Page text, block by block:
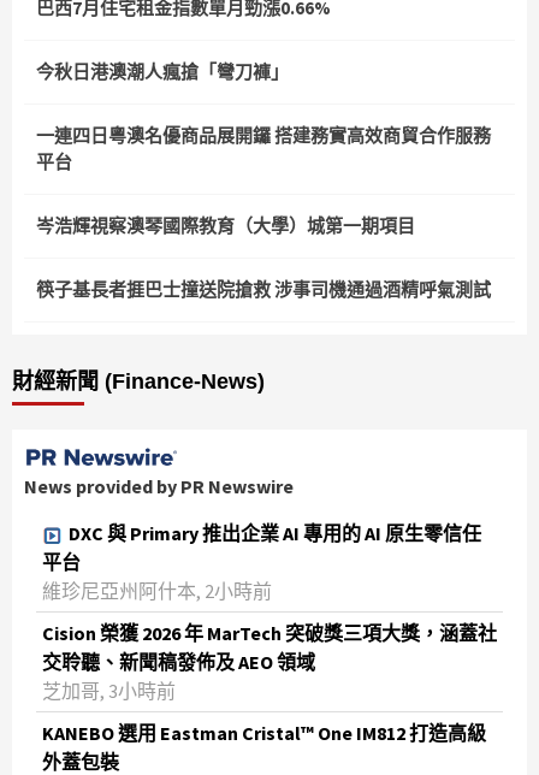
巴西7月住宅租金指數單月勁漲0.66%
今秋日港澳潮人瘋搶「彎刀褲」
一連四日粵澳名優商品展開鑼 搭建務實高效商貿合作服務
平台
岑浩輝視察澳琴國際教育（大學）城第一期項目
筷子基長者捱巴士撞送院搶救 涉事司機通過酒精呼氣測試
財經新聞 (Finance-News)
News provided by PR Newswire
DXC 與 Primary 推出企業 AI 專用的 AI 原生零信任
平台
維珍尼亞州阿什本, 2小時前
Cision 榮獲 2026 年 MarTech 突破獎三項大獎，涵蓋社
交聆聽、新聞稿發佈及 AEO 領域
芝加哥, 3小時前
KANEBO 選用 Eastman Cristal™ One IM812 打造高級
外蓋包裝